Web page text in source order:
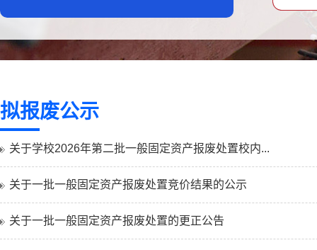
拟报废公示
关于学校2026年第二批一般固定资产报废处置校内...
关于一批一般固定资产报废处置竞价结果的公示
关于一批一般固定资产报废处置的更正公告